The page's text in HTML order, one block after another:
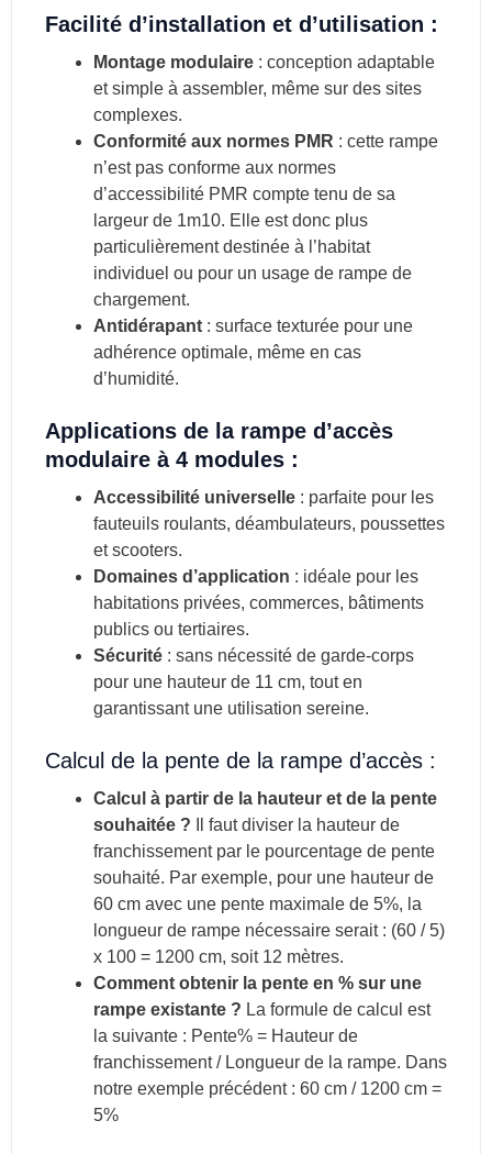
Facilité d’installation et d’utilisation :
Montage modulaire: conception adaptable
et simple à assembler, même sur des sites
complexes.
Conformité aux normes PMR : cette rampe
n’est pas conforme aux normes
d’accessibilité PMR compte tenu de sa
largeur de 1m10. Elle est donc plus
particulièrement destinée à l’habitat
individuel ou pour un usage de rampe de
chargement.
Antidérapant: surface texturée pour une
adhérence optimale, même en cas
d’humidité.
Applications de la rampe d’accès
modulaire à 4 modules :
Accessibilité universelle: parfaite pour les
fauteuils roulants, déambulateurs, poussettes
et scooters.
Domaines d’application : idéale pour les
habitations privées, commerces, bâtiments
publics ou tertiaires.
Sécurité : sans nécessité de garde-corps
pour une hauteur de 11 cm, tout en
garantissant une utilisation sereine.
Calcul de la pente de la rampe d’accès :
Calcul à partir de la hauteur et de la pente
souhaitée ?
Il faut diviser la hauteur de
franchissement par le pourcentage de pente
souhaité. Par exemple, pour une hauteur de
60 cm avec une pente maximale de 5%, la
longueur de rampe nécessaire serait : (60 / 5)
x 100 = 1200 cm, soit 12 mètres.
Comment obtenir la pente en % sur une
rampe existante ? La formule de calcul est
la suivante : Pente% = Hauteur de
franchissement / Longueur de la rampe. Dans
notre exemple précédent : 60 cm / 1200 cm =
5%